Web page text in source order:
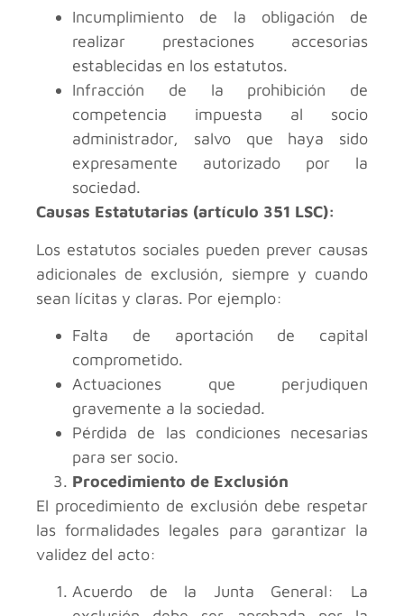
Incumplimiento de la obligación de
realizar prestaciones accesorias
establecidas en los estatutos.
Infracción de la prohibición de
competencia impuesta al socio
administrador, salvo que haya sido
expresamente autorizado por la
sociedad.
Causas Estatutarias (artículo 351 LSC):
Los estatutos sociales pueden prever causas
adicionales de exclusión, siempre y cuando
sean lícitas y claras. Por ejemplo:
Falta de aportación de capital
comprometido.
Actuaciones que perjudiquen
gravemente a la sociedad.
Pérdida de las condiciones necesarias
para ser socio.
Procedimiento de Exclusión
El procedimiento de exclusión debe respetar
las formalidades legales para garantizar la
validez del acto:
Acuerdo de la Junta General: La